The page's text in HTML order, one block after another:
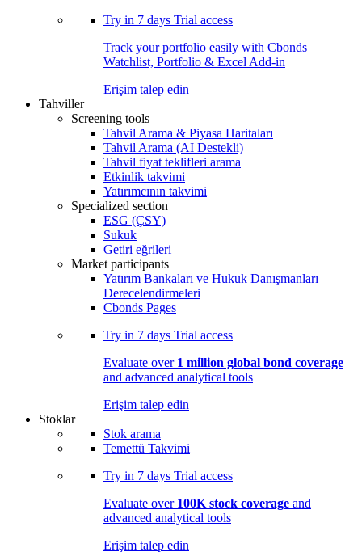
Try in 7 days Trial access
Track your portfolio easily with Cbonds
Watchlist, Portfolio & Excel Add-in
Erişim talep edin
Tahviller
Screening tools
Tahvil Arama & Piyasa Haritaları
Tahvil Arama (AI Destekli)
Tahvil fiyat teklifleri arama
Etkinlik takvimi
Yatırımcının takvimi
Specialized section
ESG (ÇSY)
Sukuk
Getiri eğrileri
Market participants
Yatırım Bankaları ve Hukuk Danışmanları
Derecelendirmeleri
Cbonds Pages
Try in 7 days Trial access
Evaluate over 1 million global bond coverage
and advanced analytical tools
Erişim talep edin
Stoklar
Stok arama
Temettü Takvimi
Try in 7 days Trial access
Evaluate over 100K stock coverage and
advanced analytical tools
Erişim talep edin